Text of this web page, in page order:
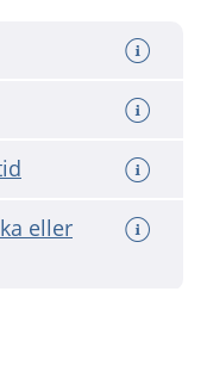
eller